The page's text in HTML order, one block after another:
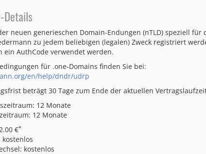
Details
neuen generieschen Domain-Endungen (nTLD) speziell
zu jedem beliebigen (legalen) Zweck registriert
ein AuthCode verwendet werden.
für .one-Domains finden Sie bei:
en/help/dndr/udrp
beträgt 30 Tage zum Ende der aktuellen
12 Monate
12 Monate
€*
kostenlos